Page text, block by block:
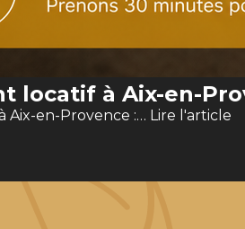
locatif à Aix-en-
Aix-en-Provence :… Lire l'article